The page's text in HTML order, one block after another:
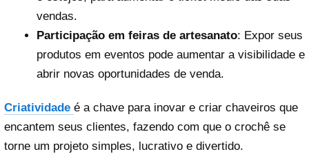
vendas.
Participação em feiras de artesanato: Expor seus
produtos em eventos pode aumentar a visibilidade e
abrir novas oportunidades de venda.
Criatividade é a chave para inovar e criar chaveiros que
encantem seus clientes, fazendo com que o crochê se
torne um projeto simples, lucrativo e divertido.